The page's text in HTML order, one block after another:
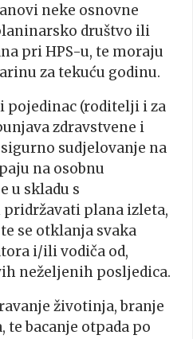
neke osnovne
društvo ili
pri HPS-u, te moraju
za tekuću godinu.
pojedinac (roditelji i za
zdravstvene i
sudjelovanje na
na osobnu
u skladu s
plana izleta,
se otklanja svaka
i/ili vodiča od,
neželjenih posljedica.
životinja, branje
te bacanje otpada po